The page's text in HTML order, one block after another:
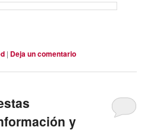
| Deja un comentario
y